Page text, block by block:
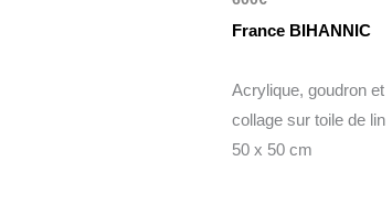
France BIHANNIC
Acrylique, goudron et
collage sur toile de lin
50 x 50 cm